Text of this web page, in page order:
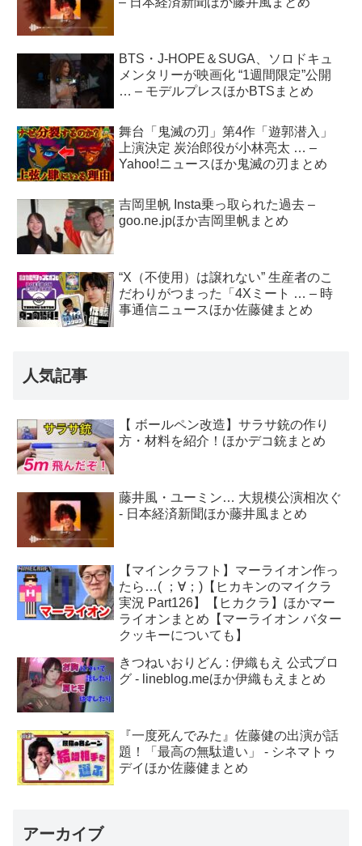
BTS・J-HOPE＆SUGA、ソロドキュ
メンタリーが映画化 “1週間限定”公開
… – モデルプレスほかBTSまとめ
舞台「鬼滅の刃」第4作「遊郭潜入」
上演決定 炭治郎役が小林亮太 … –
Yahoo!ニュースほか鬼滅の刃まとめ
吉岡里帆 Insta乗っ取られた過去 –
goo.ne.jpほか吉岡里帆まとめ
“X（不使用）は譲れない” 生産者のこ
だわりがつまった「4Xミート … – 時
事通信ニュースほか佐藤健まとめ
人気記事
【 ボールペン改造】サラサ銃の作り
方・材料を紹介！ほかデコ銃まとめ
藤井風・ユーミン… 大規模公演相次ぐ
- 日本経済新聞ほか藤井風まとめ
【マインクラフト】マーライオン作っ
たら…( ；∀；)【ヒカキンのマイクラ
実況 Part126】【ヒカクラ】ほかマー
ライオンまとめ【マーライオン バター
クッキーについても】
きつねいおりどん : 伊織もえ 公式ブロ
グ - lineblog.meほか伊織もえまとめ
『一度死んでみた』佐藤健の出演が話
題！「最高の無駄遣い」 - シネマトゥ
デイほか佐藤健まとめ
アーカイブ